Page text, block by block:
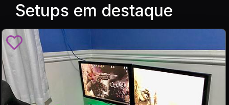
Setups em destaque